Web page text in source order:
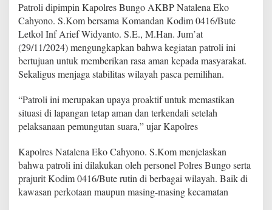
t
k
a
n
P
a
t
o
l
Patroli dipimpin Kapolres Bungo AKBP Natalena Eko
Cahyono. S.Kom bersama Komandan Kodim 0416/Bute
Letkol Inf Arief Widyanto. S.E., M.Han. Jum’at
(29/11/2024) mengungkapkan bahwa kegiatan patroli ini
bertujuan untuk memberikan rasa aman kepada masyarakat.
Sekaligus menjaga stabilitas wilayah pasca pemilihan.
“Patroli ini merupakan upaya proaktif untuk memastikan
situasi di lapangan tetap aman dan terkendali setelah
pelaksanaan pemungutan suara,” ujar Kapolres
Kapolres Natalena Eko Cahyono. S.Kom menjelaskan
bahwa patroli ini dilakukan oleh personel Polres Bungo serta
prajurit Kodim 0416/Bute rutin di berbagai wilayah. Baik di
kawasan perkotaan maupun masing-masing kecamatan